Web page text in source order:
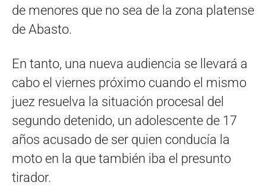
de menores que no sea de la zona platense
de Abasto.
En tanto, una nueva audiencia se llevará a
cabo el viernes próximo cuando el mismo
juez resuelva la situación procesal del
segundo detenido, un adolescente de 17
años acusado de ser quien conducía la
moto en la que también iba el presunto
tirador.